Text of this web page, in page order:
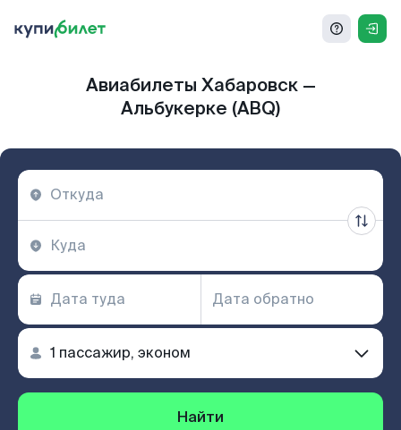
Авиабилеты Хабаровск —
Альбукерке (ABQ)
Найти